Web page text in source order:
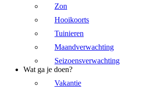
Zon
Hooikoorts
Tuinieren
Maandverwachting
Seizoensverwachting
Wat ga je doen?
Vakantie